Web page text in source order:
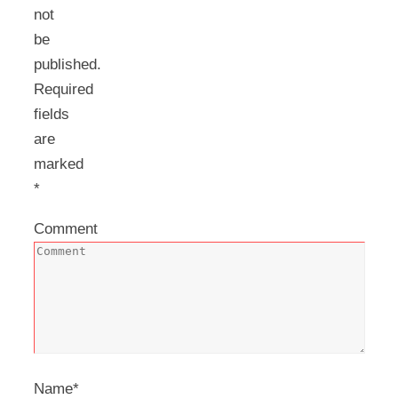
not
be
published.
Required
fields
are
marked
*
Comment
Name*